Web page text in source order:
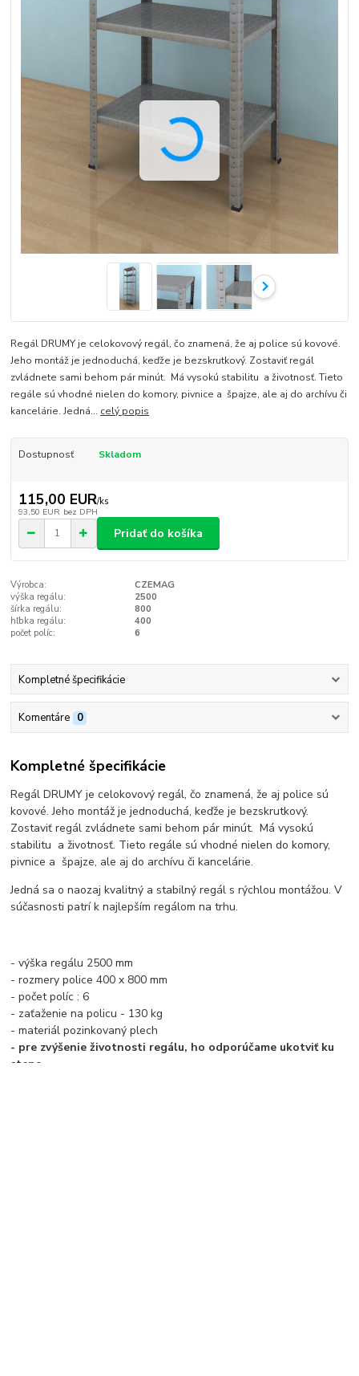
Regál DRUMY je celokovový regál, čo znamená, že aj police sú kovové.
Jeho montáž je jednoduchá, keďže je bezskrutkový. Zostaviť regál
zvládnete sami behom pár minút. Má vysokú stabilitu a životnosť. Tieto
regále sú vhodné nielen do komory, pivnice a špajze, ale aj do archívu či
kancelárie. Jedná... celý popis
Dostupnosť Skladom
115,00 EUR/ks
93,50 EUR bez DPH
Pridať do košíka
Výrobca:
CZEMAG
výška regálu:
2500
šírka regálu:
800
hľbka regálu:
400
počet políc:
6
Kompletné špecifikácie
Komentáre 0
Kompletné špecifikácie
Regál DRUMY je celokovový regál, čo znamená, že aj police sú
kovové. Jeho montáž je jednoduchá, keďže je bezskrutkový.
Zostaviť regál zvládnete sami behom pár minút. Má vysokú
stabilitu a životnosť. Tieto regále sú vhodné nielen do komory,
pivnice a špajze, ale aj do archívu či kancelárie.
Jedná sa o naozaj kvalitný a stabilný regál s rýchlou montážou. V
súčasnosti patrí k najlepším regálom na trhu.
- výška regálu 2500 mm
- rozmery police 400 x 800 mm
- počet políc : 6
- zaťaženie na policu - 130 kg
- materiál pozinkovaný plech
- pre zvýšenie životnosti regálu, ho odporúčame ukotviť ku
stene